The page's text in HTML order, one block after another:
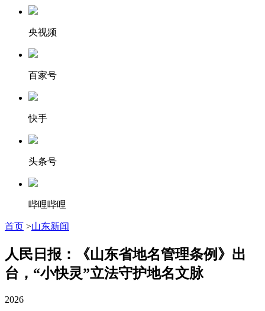
央视频
百家号
快手
头条号
哔哩哔哩
首页 >山东新闻
人民日报：《山东省地名管理条例》出
台，“小快灵”立法守护地名文脉
2026